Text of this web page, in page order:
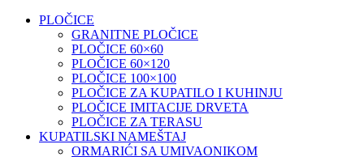
PLOČICE
GRANITNE PLOČICE
PLOČICE 60×60
PLOČICE 60×120
PLOČICE 100×100
PLOČICE ZA KUPATILO I KUHINJU
PLOČICE IMITACIJE DRVETA
PLOČICE ZA TERASU
KUPATILSKI NAMEŠTAJ
ORMARIĆI SA UMIVAONIKOM